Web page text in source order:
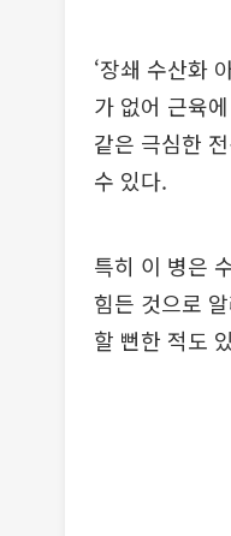
‘장쇄 수산화
가 없어 근육
같은 극심한
수 있다.
특히 이 병은
힘든 것으로
할 뻔한 적도